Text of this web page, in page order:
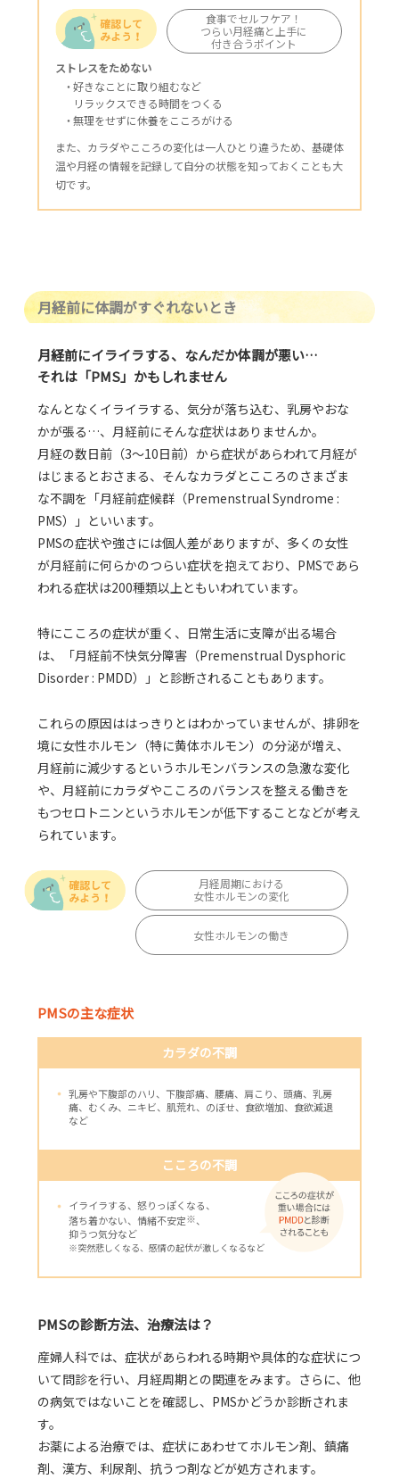
食事でセルフケア！
つらい月経痛と上手に
付き合うポイント
ストレスをためない
好きなことに取り組むなど
リラックスできる時間をつくる
無理をせずに休養をこころがける
また、カラダやこころの変化は一人ひとり違うため、基礎体
温や月経の情報を記録して自分の状態を知っておくことも大
切です。
月経前に体調がすぐれないとき
月経前にイライラする、なんだか体調が悪い…
それは「PMS」かもしれません
なんとなくイライラする、気分が落ち込む、乳房やおな
かが張る…、月経前にそんな症状はありませんか。
月経の数日前（3～10日前）から症状があらわれて月経が
はじまるとおさまる、そんなカラダとこころのさまざま
な不調を「月経前症候群（Premenstrual Syndrome :
PMS）」といいます。
PMSの症状や強さには個人差がありますが、多くの女性
が月経前に何らかのつらい症状を抱えており、PMSであら
われる症状は200種類以上ともいわれています。
特にこころの症状が重く、日常生活に支障が出る場合
は、「月経前不快気分障害（Premenstrual Dysphoric
Disorder : PMDD）」と診断されることもあります。
これらの原因ははっきりとはわかっていませんが、排卵を
境に女性ホルモン（特に黄体ホルモン）の分泌が増え、
月経前に減少するというホルモンバランスの急激な変化
や、月経前にカラダやこころのバランスを整える働きを
もつセロトニンというホルモンが低下することなどが考え
られています。
月経周期における
女性ホルモンの変化
女性ホルモンの働き
PMSの主な症状
カラダの不調
乳房や下腹部のハリ、下腹部痛、腰痛、肩こり、頭痛、乳房
痛、むくみ、ニキビ、肌荒れ、のぼせ、食欲増加、食欲減退
など
こころの不調
イライラする、怒りっぽくなる、
落ち着かない、情緒不安定※、
抑うつ気分など
※突然悲しくなる、感情の起伏が激しくなるなど
PMSの診断方法、治療法は？
産婦人科では、症状があらわれる時期や具体的な症状につ
いて問診を行い、月経周期との関連をみます。さらに、他
の病気ではないことを確認し、PMSかどうか診断されま
す。
お薬による治療では、症状にあわせてホルモン剤、鎮痛
剤、漢方、利尿剤、抗うつ剤などが処方されます。